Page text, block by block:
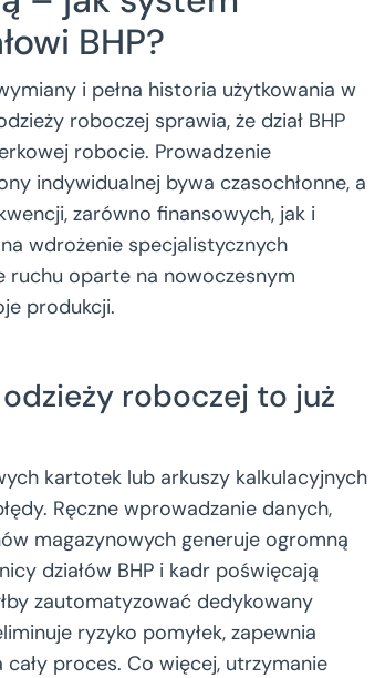
BHP?
i pełna historia użytkowania w
roboczej sprawia, że dział BHP
robocie. Prowadzenie
indywidualnej bywa czasochłonne, a
zarówno finansowych, jak i
wdrożenie specjalistycznych
ruchu oparte na nowoczesnym
produkcji.
roboczej to już
kartotek lub arkuszy kalkulacyjnych
Ręczne wprowadzanie danych,
magazynowych generuje ogromną
działów BHP i kadr poświęcają
zautomatyzować dedykowany
ryzyko pomyłek, zapewnia
proces. Co więcej, utrzymanie